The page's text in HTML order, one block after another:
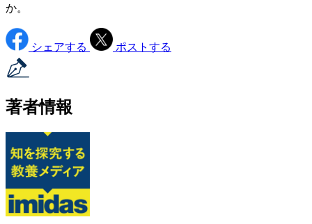
か。
シェアする ポストする
著者情報